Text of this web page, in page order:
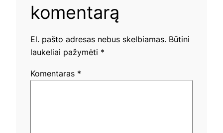
komentarą
El. pašto adresas nebus skelbiamas. Būtini
laukeliai pažymėti *
Komentaras *